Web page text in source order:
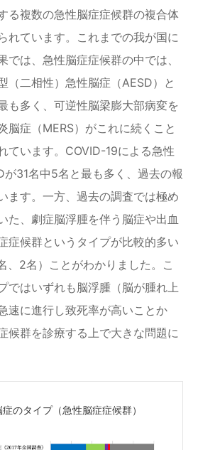
る複数の急性脳症症候群の複合体
れています。これまでの我が国に
では、急性脳症症候群の中では、
（二相性）急性脳症（AESD）と
も多く、可逆性脳梁膨大部病変を
脳症（MERS）がこれに続くこと
ています。COVID-19による急性
が31名中5名と最も多く、過去の報
ます。一方、過去の調査では極め
た、劇症脳浮腫を伴う脳症や出血
症候群というタイプが比較的多い
、2名）ことがわかりました。こ
ではいずれも脳浮腫（脳が腫れ上
速に進行し致死率が高いことか
候群を診療する上で大きな問題に
のタイプ（急性脳症症候群）